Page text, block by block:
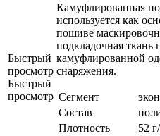
Быстрый
просмотр
Быстрый
просмотр
Камуфлированная
используется как
пошиве
подкладочная
камуфлированной
снаряжения.
Сегмент
Состав
Плотность
52